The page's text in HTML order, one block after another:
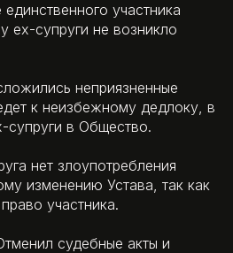
участника
ех-супруги не возникло
неприязненные
к неизбежному дедлоку, в
супруги в Общество.
нет злоупотребления
изменению Устава, так как
участника.
судебные акты и